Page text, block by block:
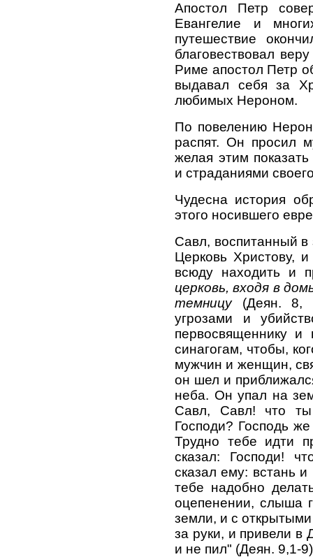
Апостол Петр
Евангелие и
путешествие
благовествовал
Риме апостол Петр
выдавал себя за
любимых Нероном.
По повелению
распят. Он просил
желая этим
и страданиями
Чудесна история
этого носившего
Савл, воспитанный в
Церковь Христову,
всюду находить и
церковь, входя в
темницу(Деян. 8,
угрозами и
первосвященнику
синагогам, чтобы,
мужчин и женщин,
он шел и
неба. Он упал на
Савл, Савл! что
Господи? Господь
Трудно тебе идти
сказал: Господи!
сказал ему: встань
тебе надобно
оцепенении, слыша
земли, и с
за руки, и привели в
и не пил" (Деян. 9,1-